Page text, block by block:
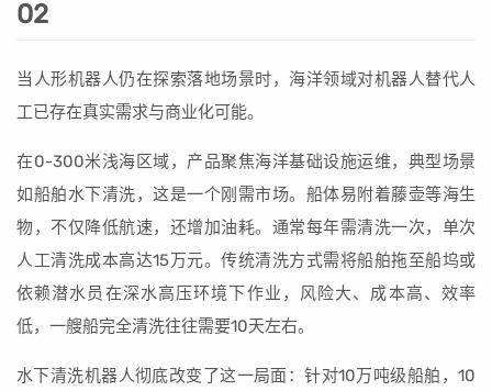
02
当人形机器人仍在探索落地场景时，海洋领域对机器人替代人
工已存在真实需求与商业化可能。
在0-300米浅海区域，产品聚焦海洋基础设施运维，典型场景
如船舶水下清洗，这是一个刚需市场。船体易附着藤壶等海生
物，不仅降低航速，还增加油耗。通常每年需清洗一次，单次
人工清洗成本高达15万元。传统清洗方式需将船舶拖至船坞或
依赖潜水员在深水高压环境下作业，风险大、成本高、效率
低，一艘船完全清洗往往需要10天左右。
水下清洗机器人彻底改变了这一局面：针对10万吨级船舶，10